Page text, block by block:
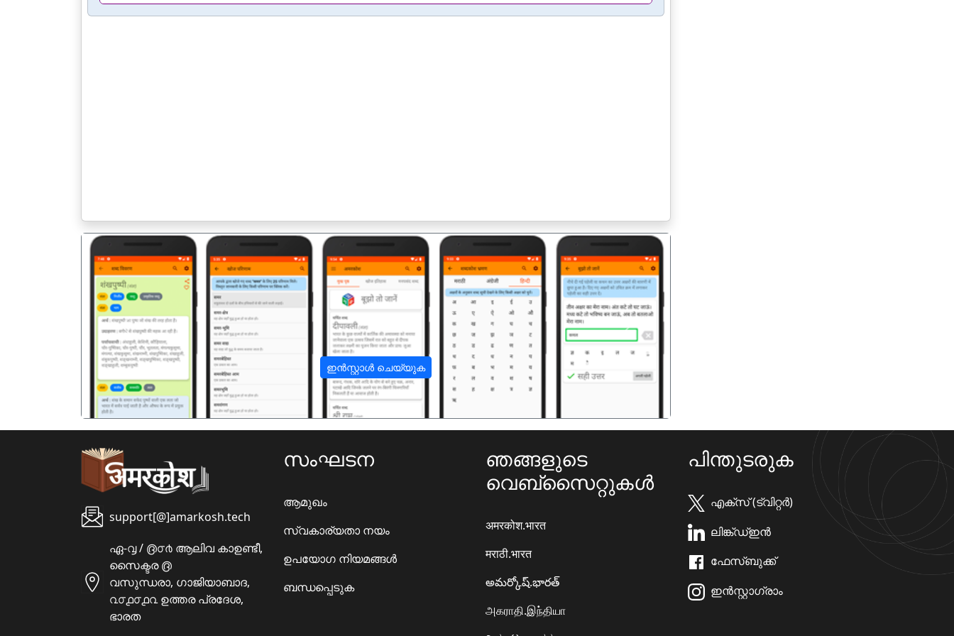
ഇൻസ്റ്റാൾ ചെയ്യുക
पिछला अगला
support[@]amarkosh.tech
ഏ-൮ / ൫൦൪ ആലിവ കാഉണ്ടീ,
സൈക്ടര ൫
വസുന്ധരാ, ഗാജിയാബാദ,
൨൦൧൦൧൨ ഉത്തര പ്രദേശ,
ഭാരത
സംഘടന
ആമുഖം
സ്വകാര്യതാ നയം
ഉപയോഗ നിയമങ്ങൾ
ബന്ധപ്പെടുക
ഞങ്ങളുടെ
വെബ്സൈറ്റുകൾ
अमरकोश.भारत
मराठी.भारत
అమర్కోష్.భారత్
அகராதி.இந்தியா
പിന്തുടരുക
എക്സ് (ട്വിറ്റർ)
ലിങ്ക്ഡ്ഇൻ
ഫേസ്ബുക്ക്
ഇൻസ്റ്റാഗ്രാം